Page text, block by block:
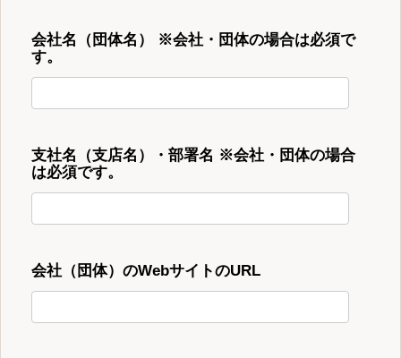
会社名（団体名） ※会社・団体の場合は必須で
す。
支社名（支店名）・部署名 ※会社・団体の場合
は必須です。
会社（団体）のWebサイトのURL